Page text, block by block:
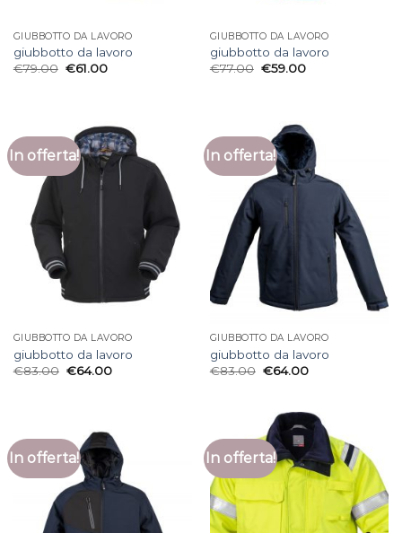
GIUBBOTTO DA LAVORO
giubbotto da lavoro
€79.00 €61.00
GIUBBOTTO DA LAVORO
giubbotto da lavoro
€77.00 €59.00
In offerta!
GIUBBOTTO DA LAVORO
giubbotto da lavoro
€83.00 €64.00
In offerta!
GIUBBOTTO DA LAVORO
giubbotto da lavoro
€83.00 €64.00
In offerta! In offerta!